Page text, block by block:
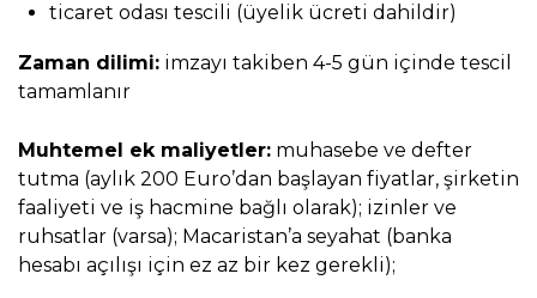
ticaret odası tescili (üyelik ücreti dahildir)
Zaman dilimi: imzayı takiben 4-5 gün içinde tescil
tamamlanır
Muhtemel ek maliyetler: muhasebe ve defter
tutma (aylık 200 Euro’dan başlayan fiyatlar, şirketin
faaliyeti ve iş hacmine bağlı olarak); izinler ve
ruhsatlar (varsa); Macaristan’a seyahat (banka
hesabı açılışı için ez az bir kez gerekli);